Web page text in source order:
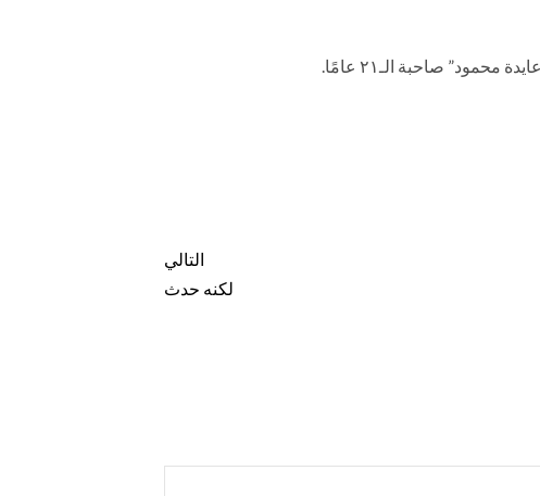
صاحبة الـ٢١ عامًا.
التالي
لكنه حدث